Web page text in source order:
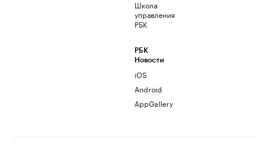
Школа
управления
РБК
РБК
Новости
iOS
Android
AppGallery